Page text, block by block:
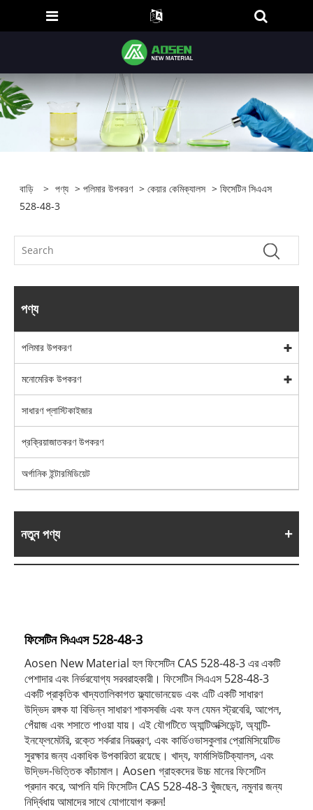
বাড়ি > পণ্য >পলিমার উপকরণ >কেয়ার কেমিক্যালস > ফিসেটিন সিএএস
528-48-3
পণ্য
পলিমার উপকরণ
মনোমেরিক উপকরণ
সাধারণ প্লাস্টিকাইজার
প্রক্রিয়াজাতকরণ উপকরণ
অর্গানিক ইন্টারমিডিয়েট
নতুন পণ্য
ফিসেটিন সিএএস 528-48-3
Aosen New Material হল ফিসেটিন CAS 528-48-3 এর একটি
পেশাদার এবং নির্ভরযোগ্য সরবরাহকারী। ফিসেটিন সিএএস 528-48-3
একটি প্রাকৃতিক খাদ্যতালিকাগত ফ্ল্যাভোনয়েড এবং এটি একটি সাধারণ
উদ্ভিদ রঙ্গক যা বিভিন্ন সাধারণ শাকসবজি এবং ফল যেমন স্ট্রবেরি, আপেল,
পেঁয়াজ এবং শসাতে পাওয়া যায়। এই যৌগটিতে অ্যান্টিঅক্সিডেন্ট, অ্যান্টি-
ইনফ্লেমেটরি, রক্তে শর্করার নিয়ন্ত্রণ, এবং কার্ডিওভাসকুলার প্রোমিসিয়েটিভ
সুরক্ষার জন্য একাধিক উপকারিতা রয়েছে। খাদ্য, ফার্মাসিউটিক্যালস, এবং
উদ্ভিদ-ভিত্তিক কাঁচামাল। Aosen গ্রাহকদের উচ্চ মানের ফিসেটিন
প্রদান করে, আপনি যদি ফিসেটিন CAS 528-48-3 খুঁজছেন, নমুনার জন্য
নির্দ্বিধায় আমাদের সাথে যোগাযোগ করুন!